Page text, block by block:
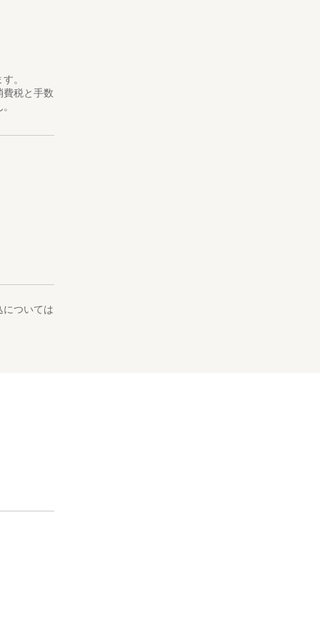
。
費税と手数
については